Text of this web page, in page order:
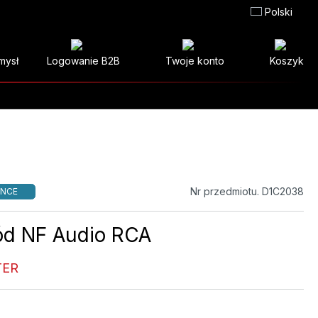
Polski
Logowanie B2B Twoje konto Koszyk
Nr przedmiotu. D1C2038
NF Audio RCA